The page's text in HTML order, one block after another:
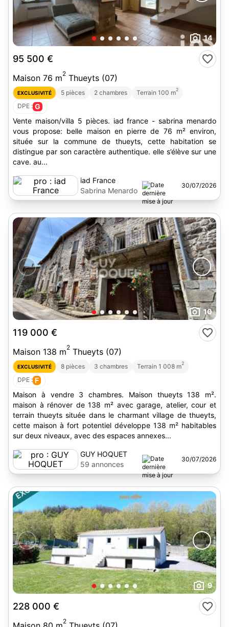
14
95 500 €
Maison 76 m2 Thueyts (07)
EXCLUSIVITÉ 5 pièces 2 chambres Terrain 100 m2
DPE : G
Vente maison/villa 5 pièces. iad france - sabrina menardo
vous propose: belle maison en pierre de 76 m² environ,
située sur la commune de thueyts, cette habitation se
distingue par son caractère authentique. elle s’élève sur une
cave. au...
iad France
Sabrina Menardo
30/07/2026
10
119 000 €
Maison 138 m2 Thueyts (07)
EXCLUSIVITÉ 8 pièces 3 chambres Terrain 1 008 m2
DPE : F
Maison à vendre 3 chambres. Maison thueyts 138 m².
maison à rénover de 138 m² avec garage, atelier, cour et
terrain thueyts située dans le charmant village de thueyts,
cette maison à fort potentiel développe 138 m² habitables
sur deux niveaux, avec des espaces annexes...
GUY HOQUET
59 annonces
30/07/2026
9
228 000 €
2